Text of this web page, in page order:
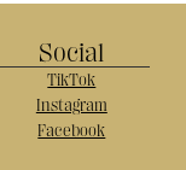
Social
TikTok
Instagram
Facebook